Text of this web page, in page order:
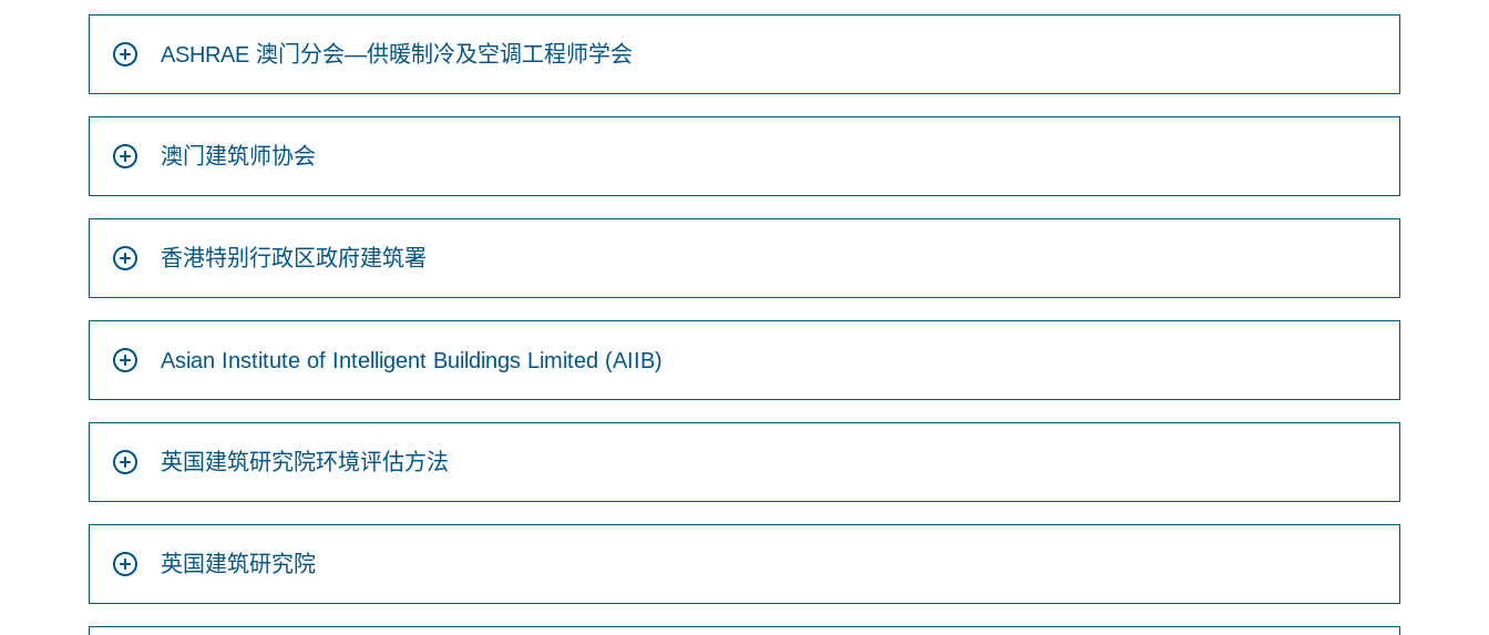
ASHRAE 澳门分会—供暖制冷及空调工程师学会
澳门建筑师协会
香港特别行政区政府建筑署
Asian Institute of Intelligent Buildings Limited (AIIB)
英国建筑研究院环境评估方法
英国建筑研究院